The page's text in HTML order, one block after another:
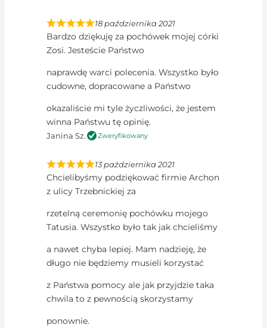
18 października 2021
Bardzo dziękuję za pochówek mojej córki
Zosi. Jesteście Państwo
naprawdę warci polecenia. Wszystko było
cudowne, dopracowane a Państwo
okazaliście mi tyle życzliwości, że jestem
winna Państwu tę opinię.
Janina Sz. Zweryfikowany
13 października 2021
Chcielibyśmy podziękować firmie Archon
z ulicy Trzebnickiej za
rzetelną ceremonię pochówku mojego
Tatusia. Wszystko było tak jak chcieliśmy
a nawet chyba lepiej. Mam nadzieję, że
długo nie będziemy musieli korzystać
z Państwa pomocy ale jak przyjdzie taka
chwila to z pewnością skorzystamy
ponownie.